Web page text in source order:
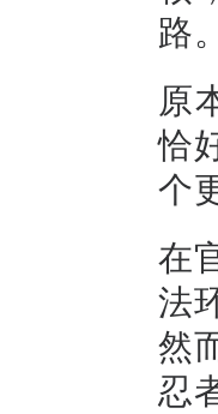
路。
原
恰
个
在
法
然
忍